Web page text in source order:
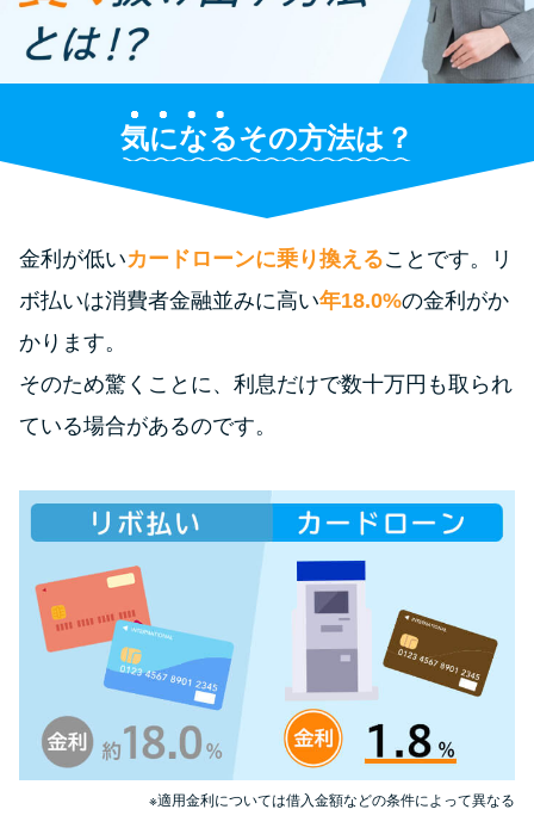
バレずに借りたい方向け
審査が不安な方向け
カードローンQ&A
特集ページ
リボ払いをそのまま払いきると
最速！最短40分で借りられるカ
ードローン
特集ページ一覧
気になるその方法は？
金利が低いカードローンに乗り換えることです。リ
ボ払いは消費者金融並みに高い年18.0%の金利がか
かります。
そのため驚くことに、利息だけで数十万円も取られ
ている場合があるのです。
※適用金利については借入金額などの条件によって異なる